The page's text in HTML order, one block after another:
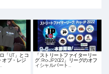
「UT」とコ
オブ・レジ
「ストリートファイターリー
グ: Pro-JP 2022」リーグのオフ
ィシャルパート…